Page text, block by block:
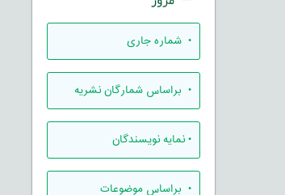
• شماره جاری
• براساس شمارگان نشریه
•نمایه نویسندگان
• براساس موضوعات